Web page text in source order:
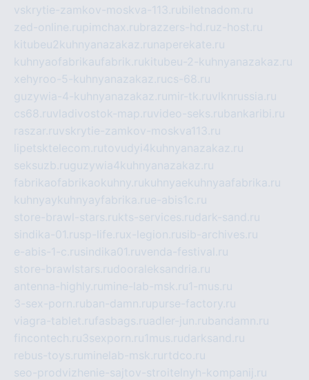
vskrytie-zamkov-moskva-113.rubiletnadom.ru
zed-online.rupimchax.rubrazzers-hd.ruz-host.ru
kitubeu2kuhnyanazakaz.ru naperekate.ru
kuhnyaofabrikaufabrik.rukitubeu-2-kuhnyanazakaz.ru
xehyroo-5-kuhnyanazakaz.rucs-68.ru
guzywia-4-kuhnyanazakaz.ru mir-tk.ruvlknrussia.ru
cs68.ruvladivostok-map.ruvideo-seks.rubankaribi.ru
raszar.ruvskrytie-zamkov-moskva113.ru
lipetsktelecom.rutovudyi4kuhnyanazakaz.ru
seksuzb.ruguzywia4kuhnyanazakaz.ru
fabrikaofabrikaokuhny.rukuhnyaekuhnyaafabrika.ru
kuhnyaykuhnyayfabrika.rue-abis1c.ru
store-brawl-stars.rukts-services.rudark-sand.ru
sindika-01.rusp-life.rux-legion.rusib-archives.ru
e-abis-1-c.rusindika01.ruvenda-festival.ru
store-brawlstars.rudooraleksandria.ru
antenna-highly.ru mine-lab-msk.ru1-mus.ru
3-sex-porn.ruban-damn.rupurse-factory.ru
viagra-tablet.rufasbags.ruadler-jun.rubandamn.ru
fincontech.ru3sexporn.ru1mus.rudarksand.ru
rebus-toys.ru minelab-msk.ru rtdco.ru
seo-prodvizhenie-sajtov-stroitelnyh-kompanij.ru